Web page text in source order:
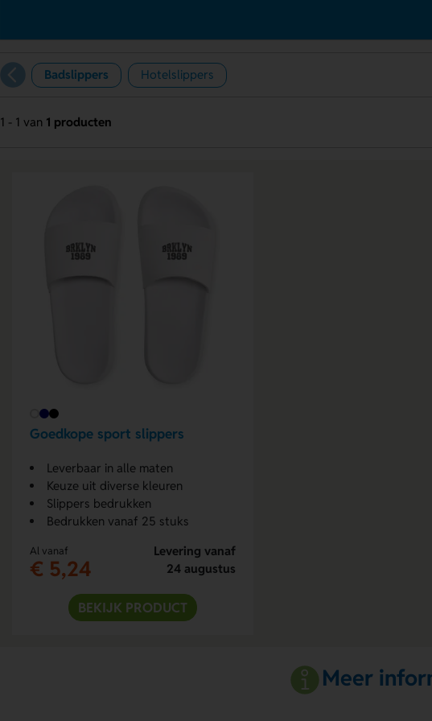
Badslippers Hotelslippers
1 - 1 van 1 producten
Goedkope sport slippers
Leverbaar in alle maten
Keuze uit diverse kleuren
Slippers bedrukken
Bedrukken vanaf 25 stuks
Al vanaf
€ 5,24
Levering vanaf
24 augustus
BEKIJK PRODUCT
Meer